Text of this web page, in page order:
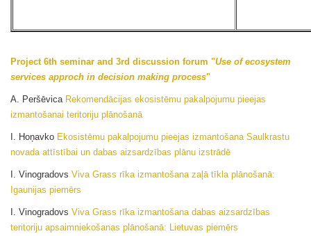
Project 6th seminar and 3rd discussion forum "Use of ecosystem
services approch in decision making process"
A. Peršēvica Rekomendācijas ekosistēmu pakalpojumu pieejas
izmantošanai teritoriju plānošanā
I. Hoņavko Ekosistēmu pakalpojumu pieejas izmantošana Saulkrastu
novada attīstībai un dabas aizsardzības plānu izstrādē
I. Vinogradovs Viva Grass rīka izmantošana zaļā tīkla plānošanā:
Igaunijas piemērs
I. Vinogradovs Viva Grass rīka izmantošana dabas aizsardzības
teritoriju apsaimniekošanas plānošanā: Lietuvas piemērs